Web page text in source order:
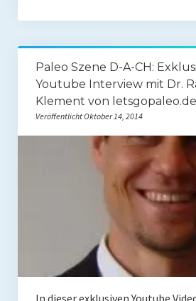
Paleo Szene D-A-CH:
Youtube Interview mit Dr.
Klement von letsgopaleo.de
Veröffentlicht Oktober 14, 2014
In dieser exklusiven Youtube